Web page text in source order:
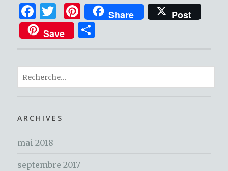
F
a
c
b
o
k
T
w
it
r
Pi
n
te
Share
Post
Save
ta
R
e
h
r
ARCHIVES
mai 2018
septembre 2017